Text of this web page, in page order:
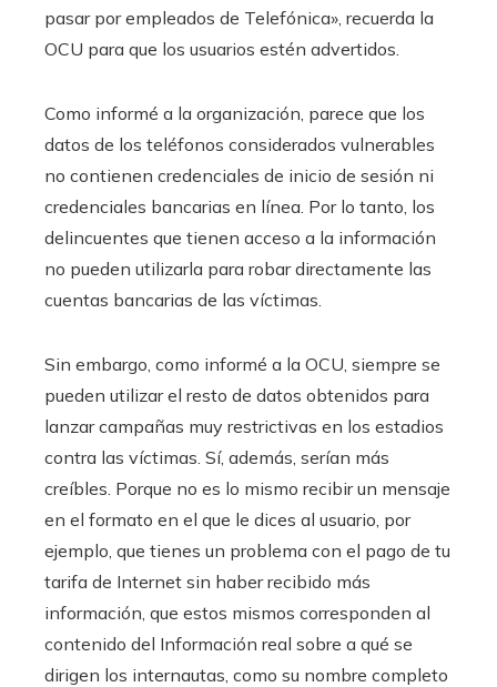
pasar por empleados de Telefónica», recuerda la
OCU para que los usuarios estén advertidos.
Como informé a la organización, parece que los
datos de los teléfonos considerados vulnerables
no contienen credenciales de inicio de sesión ni
credenciales bancarias en línea. Por lo tanto, los
delincuentes que tienen acceso a la información
no pueden utilizarla para robar directamente las
cuentas bancarias de las víctimas.
Sin embargo, como informé a la OCU, siempre se
pueden utilizar el resto de datos obtenidos para
lanzar campañas muy restrictivas en los estadios
contra las víctimas. Sí, además, serían más
creíbles. Porque no es lo mismo recibir un mensaje
en el formato en el que le dices al usuario, por
ejemplo, que tienes un problema con el pago de tu
tarifa de Internet sin haber recibido más
información, que estos mismos corresponden al
contenido del Información real sobre a qué se
dirigen los internautas, como su nombre completo